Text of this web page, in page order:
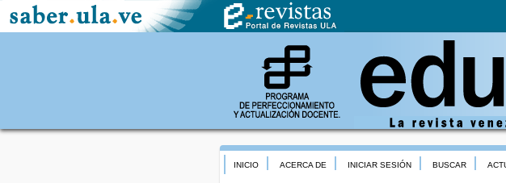
INICIO ACERCA DE INICIAR SESIÓN BUSCAR